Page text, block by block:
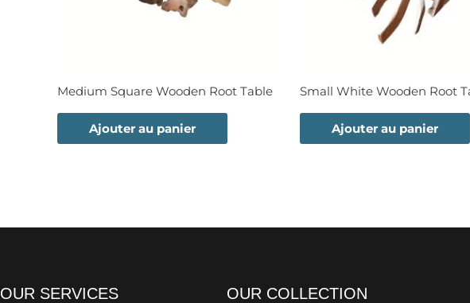
Medium Square Wooden Root Table
Ajouter au panier
Small White Wooden Root
Ajouter au panier
OUR SERVICES OUR COLLECTION